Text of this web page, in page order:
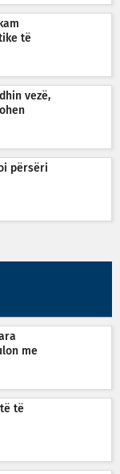
të
vezë,
përsëri
me
të